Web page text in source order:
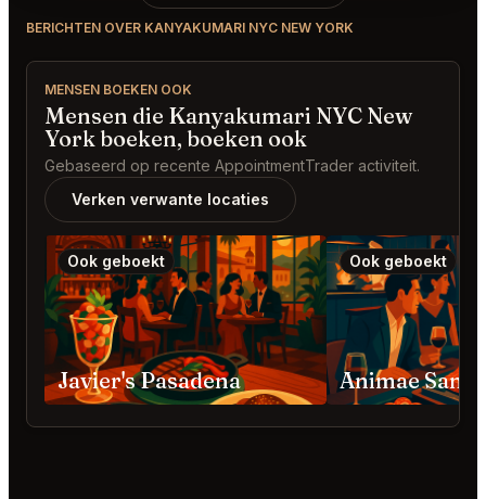
BERICHTEN OVER KANYAKUMARI NYC NEW YORK
MENSEN BOEKEN OOK
Mensen die Kanyakumari NYC New
York boeken, boeken ook
Gebaseerd op recente AppointmentTrader activiteit.
Verken verwante locaties
Ook geboekt
Javier's Pasadena
Ook geboekt
Animae San